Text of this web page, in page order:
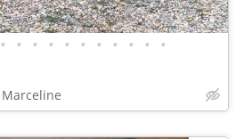
• • • • • • • • • • •
Marceline